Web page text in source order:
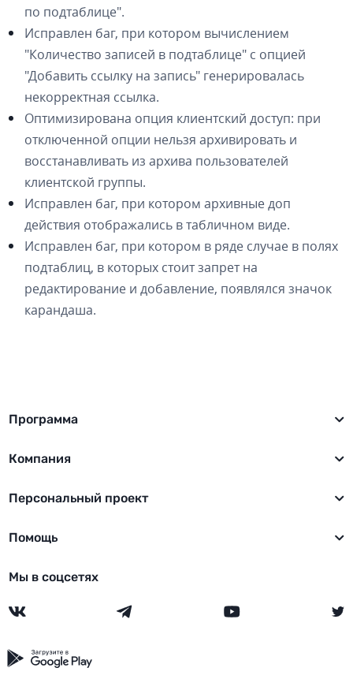
по подтаблице".
Исправлен баг, при котором вычислением
"Количество записей в подтаблице" с опцией
"Добавить ссылку на запись" генерировалась
некорректная ссылка.
Оптимизирована опция клиентский доступ: при
отключенной опции нельзя архивировать и
восстанавливать из архива пользователей
клиентской группы.
Исправлен баг, при котором архивные доп
действия отображались в табличном виде.
Исправлен баг, при котором в ряде случае в полях
подтаблиц, в которых стоит запрет на
редактирование и добавление, появлялся значок
карандаша.
Программа
Компания
Персональный проект
Помощь
Мы в соцсетях